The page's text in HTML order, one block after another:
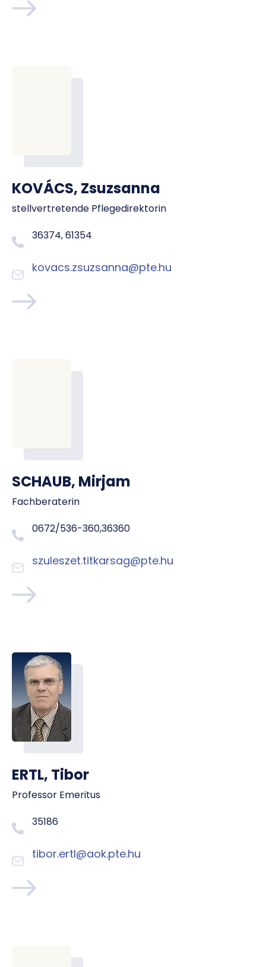
KOVÁCS, Zsuzsanna
stellvertretende Pflegedirektorin
36374, 61354
kovacs.zsuzsanna@pte.hu
SCHAUB, Mirjam
Fachberaterin
0672/536-360,36360
szuleszet.titkarsag@pte.hu
ERTL, Tibor
Professor Emeritus
35186
tibor.ertl@aok.pte.hu